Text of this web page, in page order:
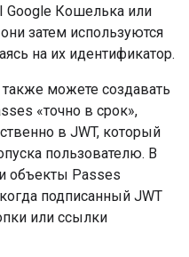
Google Кошелька или
затем используются
на их идентификатор.
можете создавать
«точно в срок»,
в JWT, который
пользователю. В
объекты Passes
подписанный JWT
или ссылки